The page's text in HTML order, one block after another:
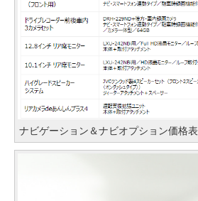
ナビゲーション＆ナビオプション価格表